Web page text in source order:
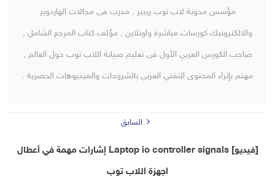
مؤسس مدونة لاب توب ريبير , مدرب فى مجالات الهاردوير
والالكترونيك كورسات مباشرة واونلاين , مؤلف كتاب المرجع الشامل ,
صاحب الكورس العربي الأول فى تعليم صيانة اللاب توب حول العالم ,
مهتم بإثراء المحتوى التقني العربي بالشروحات والفيديوهات الحصرية .
السابق
[فيديو] Laptop io controller signals إشارات مهمة في أعطال
اجهزة اللاب توب